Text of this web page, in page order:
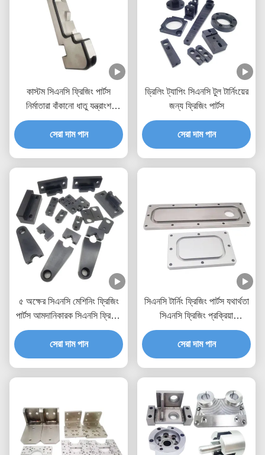
কাস্টম সিএনসি ফ্রিজিং পার্টস
নির্মাতারা বাঁকানো ধাতু যন্ত্রাংশ
সিএনসি মিল উপাদান
সেরা দাম পান
ড্রিলিং ট্যাপিং সিএনসি টুল টার্নিংয়ের
জন্য ফ্রিজিং পার্টস
সেরা দাম পান
৫ অক্ষের সিএনসি মেশিনিং ফ্রিজিং
পার্টস আমদানিকারক সিএনসি ফ্রিজিং
প্রোটোটাইপ ব্রাস স্টেইনলেস স্টীল
সেরা দাম পান
সিএনসি টার্নিং ফ্রিজিং পার্টস যথার্থতা
সিএনসি ফ্রিজিং প্রক্রিয়া
প্রোটোটাইপ
সেরা দাম পান